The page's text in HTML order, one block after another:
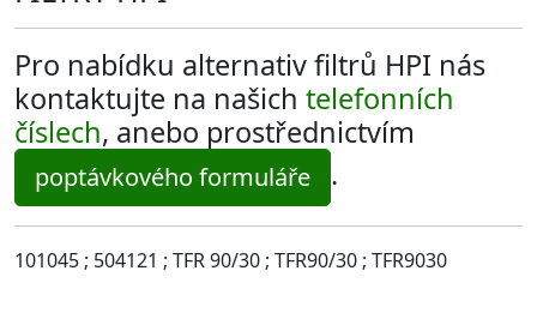
Pro nabídku alternativ filtrů HPI nás
kontaktujte na našich telefonních
číslech, anebo prostřednictvím
poptávkového formuláře .
101045 ; 504121 ; TFR 90/30 ; TFR90/30 ; TFR9030